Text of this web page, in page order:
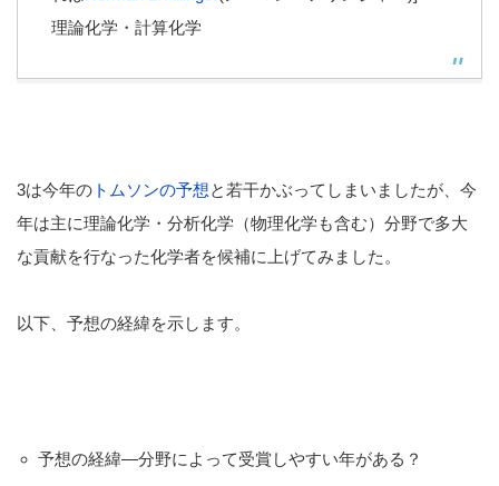
理論化学・計算化学
3は今年の トムソンの予想と若干かぶってしまいましたが、今
年は主に理論化学・分析化学（物理化学も含む）分野で多大
な貢献を行なった化学者を候補に上げてみました。
以下、予想の経緯を示します。
予想の経緯―分野によって受賞しやすい年がある？